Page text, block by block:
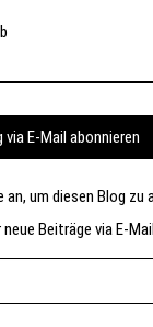
via E-Mail abonnieren
an, um diesen Blog zu
Beiträge via E-